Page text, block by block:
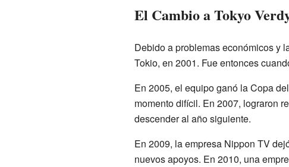
El Cambio a Tokyo
Debido a problemas económicos y
Tokio, en 2001. Fue entonces
En 2005, el equipo ganó la Copa
momento difícil. En 2007, lograron
descender al año siguiente.
En 2009, la empresa Nippon TV
nuevos apoyos. En 2010, una